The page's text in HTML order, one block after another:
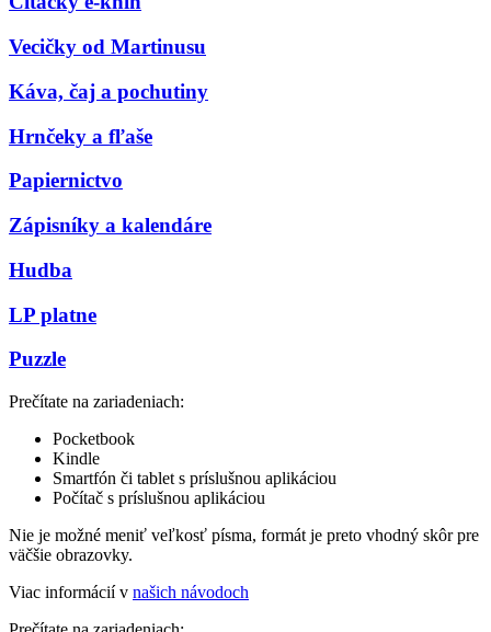
Vecičky od Martinusu
Káva, čaj a pochutiny
Hrnčeky a fľaše
Papiernictvo
Zápisníky a kalendáre
Hudba
LP platne
Puzzle
Prečítate na zariadeniach:
Pocketbook
Kindle
Smartfón či tablet s príslušnou aplikáciou
Počítač s príslušnou aplikáciou
Nie je možné meniť veľkosť písma, formát je preto vhodný skôr pre
väčšie obrazovky.
Viac informácií v našich návodoch